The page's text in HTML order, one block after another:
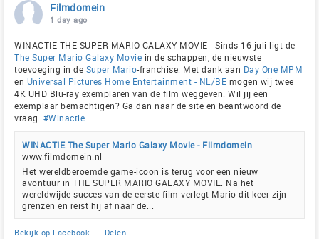
Filmdomein
1 day ago
WINACTIE THE SUPER MARIO GALAXY MOVIE - Sinds 16 juli ligt de
The Super Mario Galaxy Movie in de schappen, de nieuwste
toevoeging in de Super Mario-franchise. Met dank aan Day One MPM
en Universal Pictures Home Entertainment - NL/BE mogen wij twee
4K UHD Blu-ray exemplaren van de film weggeven. Wil jij een
exemplaar bemachtigen? Ga dan naar de site en beantwoord de
vraag. #Winactie
WINACTIE The Super Mario Galaxy Movie - Filmdomein
www.filmdomein.nl
Het wereldberoemde game-icoon is terug voor een nieuw
avontuur in THE SUPER MARIO GALAXY MOVIE. Na het
wereldwijde succes van de eerste film verlegt Mario dit keer zijn
grenzen en reist hij af naar de...
Bekijk op Facebook · Delen